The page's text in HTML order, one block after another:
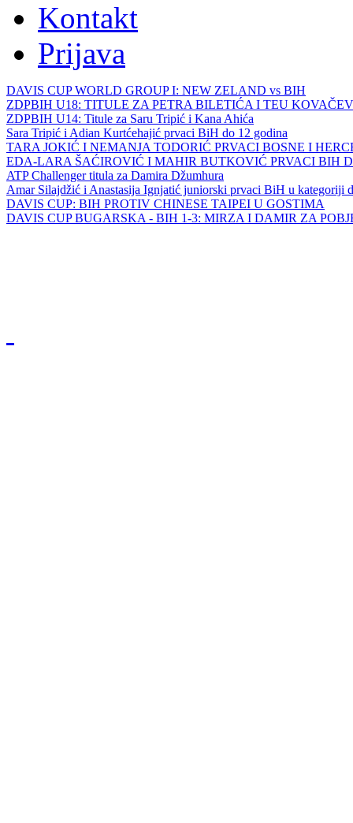
Kontakt
Prijava
DAVIS CUP WORLD GROUP I: NEW ZELAND vs BIH
ZDPBIH U18: TITULE ZA PETRA BILETIĆA I TEU
ZDPBIH U14: Titule za Saru Tripić i Kana Ahića
Sara Tripić i Adian Kurtćehajić prvaci BiH do 12 godina
TARA JOKIĆ I NEMANJA TODORIĆ PRVACI BOSNE I
EDA-LARA ŠAĆIROVIĆ I MAHIR BUTKOVIĆ PRVACI BIH
ATP Challenger titula za Damira Džumhura
Amar Silajdžić i Anastasija Ignjatić juniorski prvaci BiH u kategoriji
DAVIS CUP: BIH PROTIV CHINESE TAIPEI U GOSTIMA
DAVIS CUP BUGARSKA - BIH 1-3: MIRZA I DAMIR ZA